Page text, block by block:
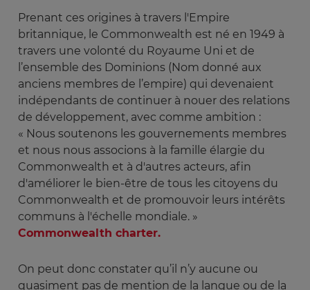
Prenant ces origines à travers l'Empire
britannique, le Commonwealth est né en 1949 à
travers une volonté du Royaume Uni et de
l’ensemble des Dominions (Nom donné aux
anciens membres de l’empire) qui devenaient
indépendants de continuer à nouer des relations
de développement, avec comme ambition :
« Nous soutenons les gouvernements membres
et nous nous associons à la famille élargie du
Commonwealth et à d'autres acteurs, afin
d'améliorer le bien-être de tous les citoyens du
Commonwealth et de promouvoir leurs intérêts
communs à l'échelle mondiale. »
Commonwealth charter.
On peut donc constater qu’il n’y aucune ou
quasiment pas de mention de la langue ou de la